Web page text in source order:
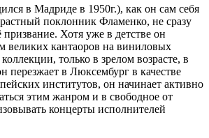
в Мадриде в 1950г.), как он сам себя
поклонник Фламенко, не сразу
Хотя уже в детстве он
великих кантаоров на виниловых
только в зрелом возрасте, в
перезжает в Люксембург в качестве
институтов, он начинает активно
этим жанром и в свободное от
концерты исполнителей